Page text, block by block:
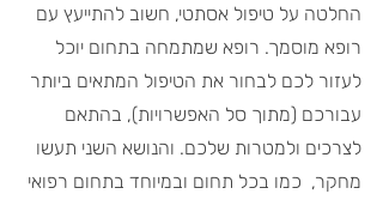
החלטה על טיפול אסתטי, חשוב להתייעץ עם
רופא מוסמך. רופא שמתמחה בתחום יוכל
לעזור לכם לבחור את הטיפול המתאים ביותר
עבורכם (מתוך סל האפשרויות), בהתאם
לצרכים ולמטרות שלכם. והנושא השני תעשו
מחקר,  כמו בכל תחום ובמיוחד בתחום רפואי